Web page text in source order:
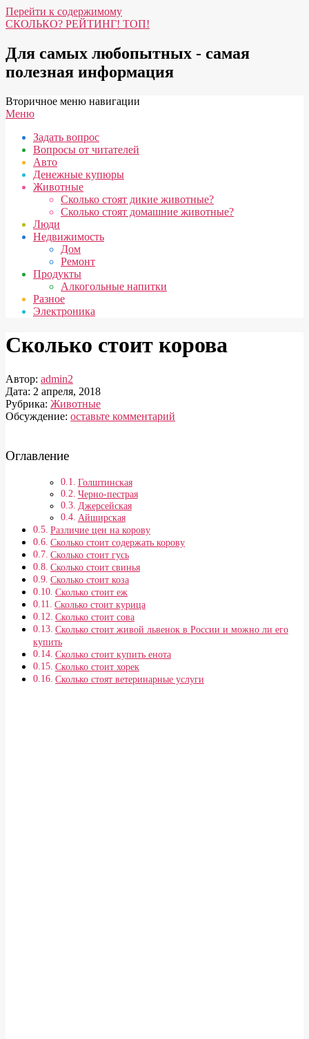
Перейти к содержимому
СКОЛЬКО? РЕЙТИНГ! ТОП!
Для самых любопытных - самая
полезная информация
Вторичное меню навигации
Меню
Задать вопрос
Вопросы от читателей
Авто
Денежные купюры
Животные
Сколько стоят дикие животные?
Сколько стоят домашние животные?
Люди
Недвижимость
Дом
Ремонт
Продукты
Алкогольные напитки
Разное
Электроника
Сколько стоит корова
Автор: admin2
Дата: 2 апреля, 2018
Рубрика: Животные
Обсуждение: оставьте комментарий
Оглавление
Голштинская
Черно-пестрая
Джерсейская
Айширская
Различие цен на корову
Сколько стоит содержать корову
Сколько стоит гусь
Сколько стоит свинья
Сколько стоит коза
Сколько стоит еж
Сколько стоит курица
Сколько стоит сова
Сколько стоит живой львенок в России и можно ли его
купить
Сколько стоит купить енота
Сколько стоит хорек
Сколько стоят ветеринарные услуги